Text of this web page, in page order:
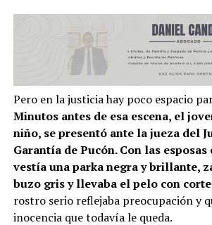
Pero en la justicia hay poco espacio
Minutos antes de esa escena, el
niño, se presentó ante la jueza del
Garantía de Pucón. Con las esposas
vestía una parka negra y brillante,
buzo gris y llevaba el pelo con
rostro serio reflejaba preocupación y
inocencia que todavía le queda.